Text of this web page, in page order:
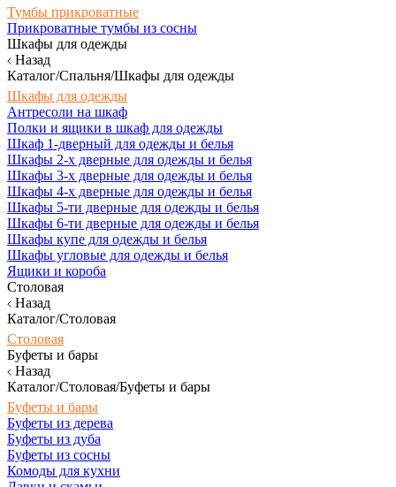
Тумбы прикроватные
Прикроватные тумбы из сосны
Шкафы для одежды
Назад
Каталог/Спальня/Шкафы для одежды
Шкафы для одежды
Антресоли на шкаф
Полки и ящики в шкаф для одежды
Шкаф 1-дверный для одежды и белья
Шкафы 2-х дверные для одежды и белья
Шкафы 3-х дверные для одежды и белья
Шкафы 4-х дверные для одежды и белья
Шкафы 5-ти дверные для одежды и белья
Шкафы 6-ти дверные для одежды и белья
Шкафы купе для одежды и белья
Шкафы угловые для одежды и белья
Ящики и короба
Столовая
Назад
Каталог/Столовая
Столовая
Буфеты и бары
Назад
Каталог/Столовая/Буфеты и бары
Буфеты и бары
Буфеты из дерева
Буфеты из дуба
Буфеты из сосны
Комоды для кухни